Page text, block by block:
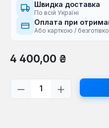
Швидка доставка
По всій Україні
Оплата при
Або карткою /
Звичайна ціна:
4 400,00 ₴
Кількість